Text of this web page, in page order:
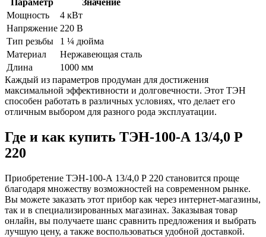
Мощность
4 кВт
Напряжение 220 В
Тип резьбы
1 ¼ дюйма
Материал
Нержавеющая сталь
Длина
1000 мм
Каждый из параметров продуман для достижения
максимальной эффективности и долговечности. Этот ТЭН
способен работать в различных условиях, что делает его
отличным выбором для разного рода эксплуатации.
Где и как купить ТЭН-100-А 13/4,0 Р
220
Приобретение ТЭН-100-А 13/4,0 Р 220 становится проще
благодаря множеству возможностей на современном рынке.
Вы можете заказать этот прибор как через интернет-магазины,
так и в специализированных магазинах. Заказывая товар
онлайн, вы получаете шанс сравнить предложения и выбрать
лучшую цену, а также воспользоваться удобной доставкой.